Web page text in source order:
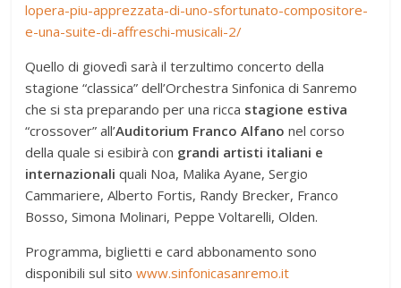
lopera-piu-apprezzata-di-uno-sfortunato-compositore-
e-una-suite-di-affreschi-musicali-2/
Quello di giovedì sarà il terzultimo concerto della
stagione “classica” dell’Orchestra Sinfonica di Sanremo
che si sta preparando per una ricca stagione estiva
“crossover” all’Auditorium Franco Alfano nel corso
della quale si esibirà con grandi artisti italiani e
internazionali quali Noa, Malika Ayane, Sergio
Cammariere, Alberto Fortis, Randy Brecker, Franco
Bosso, Simona Molinari, Peppe Voltarelli, Olden.
Programma, biglietti e card abbonamento sono
disponibili sul sitowww.sinfonicasanremo.it